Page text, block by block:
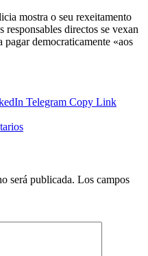
mostra o seu rexeitamento
responsables directos se vexan
pagar democraticamente «aos
Telegram Copy Link
será publicada. Los campos